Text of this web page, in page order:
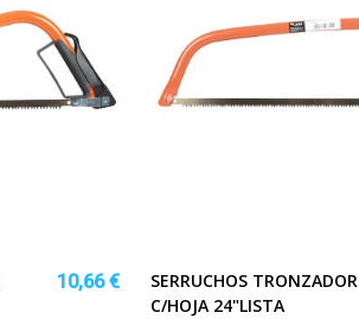
10,66 €
SERRUCHOS TRONZADOR
C/HOJA 24"LISTA